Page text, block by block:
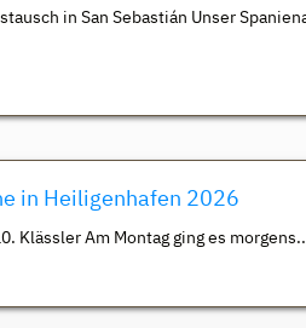
in San Sebastián Unser
in Heiligenhafen 2026
Klässler Am Montag ging es